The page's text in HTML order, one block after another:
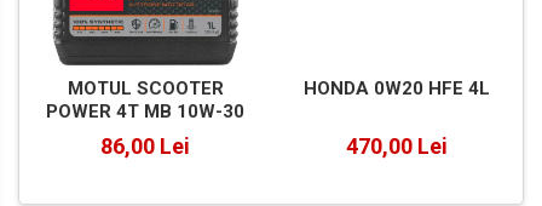
MOTUL SCOOTER
POWER 4T MB 10W-30
86,00 Lei
HONDA 0W20 HFE 4L
470,00 Lei